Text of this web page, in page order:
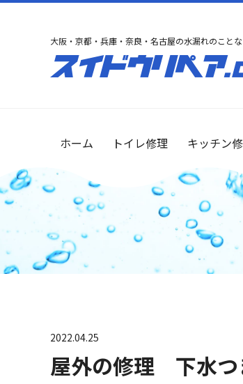
大阪・京都・兵庫・奈良・名古屋の水漏れのことな
ホーム トイレ修理 キッチン
2022.04.25
屋外の修理 下水つ